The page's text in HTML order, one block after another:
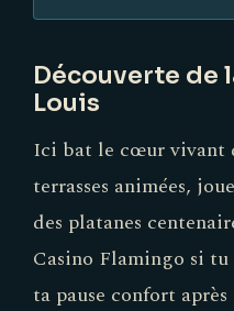
Découverte de
Louis
Ici bat le cœur vivant
terrasses animées,
des platanes
Casino Flamingo si
ta pause confort